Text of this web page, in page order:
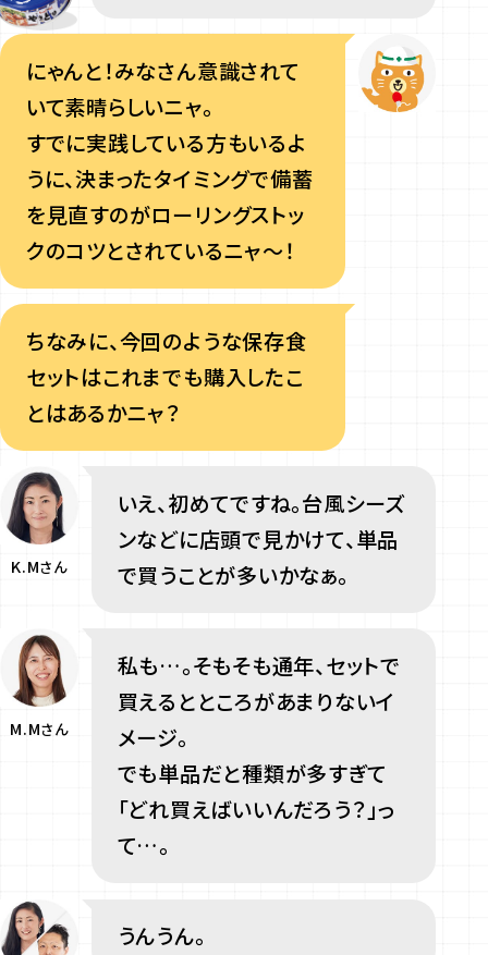
にゃんと！みなさん意識されて
いて素晴らしいニャ。
すでに実践している方もいるよ
うに、決まったタイミングで備蓄
を見直すのがローリングストッ
クのコツとされているニャ～！
ちなみに、今回のような保存食
セットはこれまでも購入したこ
とはあるかニャ？
K.Mさん
いえ、初めてですね。台風シーズ
ンなどに店頭で見かけて、単品
で買うことが多いかなぁ。
M.Mさん
私も…。そもそも通年、セットで
買えるとところがあまりないイ
メージ。
でも単品だと種類が多すぎて
「どれ買えばいいんだろう？」っ
て…。
うんうん。